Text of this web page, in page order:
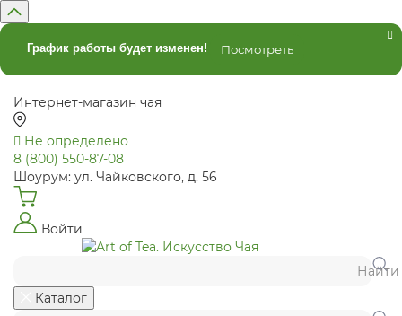
График работы будет изменен! Посмотреть
Интернет-магазин чая
Не определено
8 (800) 550-87-08
Шоурум: ул. Чайковского, д. 56
Войти
Найти
Каталог